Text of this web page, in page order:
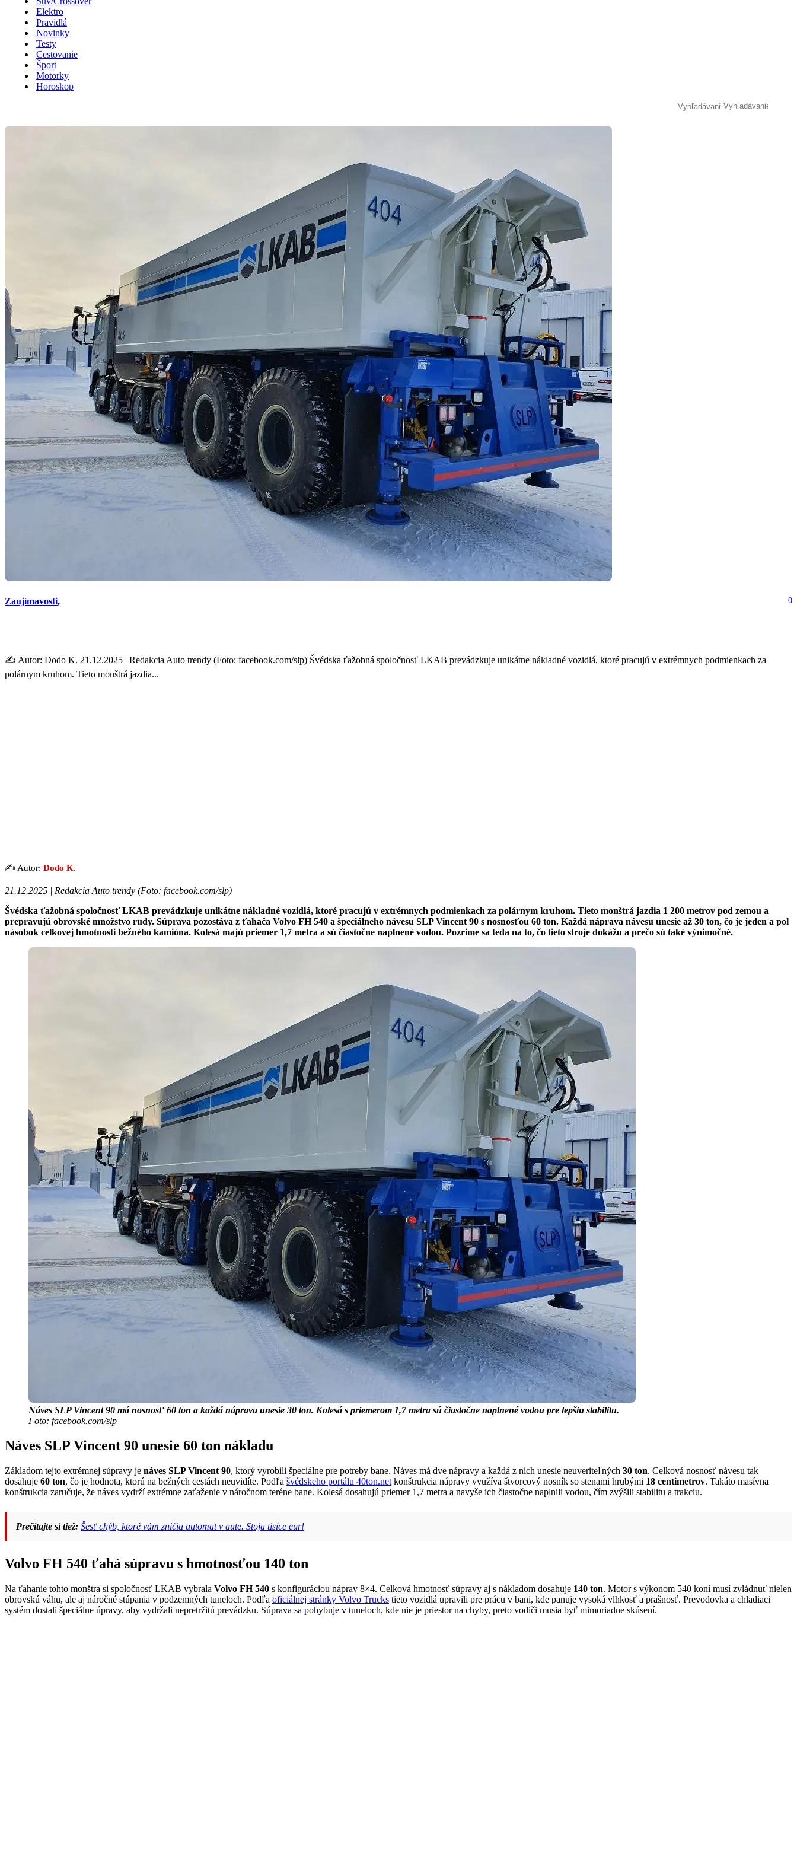
Elektro
Pravidlá
Novinky
Testy
Cestovanie
Šport
Motorky
Horoskop
Zaujímavosti, 0
✍️ Autor: Dodo K. 21.12.2025 | Redakcia Auto trendy (Foto: facebook.com/slp) Švédska ťažobná spoločnosť LKAB prevádzkuje unikátne nákladné vozidlá, ktoré pracujú v extrémnych podmienkach za
polárnym kruhom. Tieto monštrá jazdia...
✍️ Autor: Dodo K.
21.12.2025 | Redakcia Auto trendy (Foto: facebook.com/slp)
Švédska ťažobná spoločnosť LKAB prevádzkuje unikátne nákladné vozidlá, ktoré pracujú v extrémnych podmienkach za polárnym kruhom. Tieto monštrá jazdia 1 200 metrov pod zemou a
prepravujú obrovské množstvo rudy. Súprava pozostáva z ťahača Volvo FH 540 a špeciálneho návesu SLP Vincent 90 s nosnosťou 60 ton. Každá náprava návesu unesie až 30 ton, čo je jeden a pol
násobok celkovej hmotnosti bežného kamióna. Kolesá majú priemer 1,7 metra a sú čiastočne naplnené vodou. Pozrime sa teda na to, čo tieto stroje dokážu a prečo sú také výnimočné.
Náves SLP Vincent 90 má nosnosť 60 ton a každá náprava unesie 30 ton. Kolesá s priemerom 1,7 metra sú čiastočne naplnené vodou pre lepšiu stabilitu.
Foto: facebook.com/slp
Náves SLP Vincent 90 unesie 60 ton nákladu
Základom tejto extrémnej súpravy je náves SLP Vincent 90, ktorý vyrobili špeciálne pre potreby bane. Náves má dve nápravy a každá z nich unesie neuveriteľných 30 ton. Celková nosnosť návesu tak
dosahuje 60 ton, čo je hodnota, ktorú na bežných cestách neuvidíte. Podľa švédskeho portálu 40ton.net konštrukcia nápravy využíva štvorcový nosník so stenami hrubými 18 centimetrov. Takáto masívna
konštrukcia zaručuje, že náves vydrží extrémne zaťaženie v náročnom teréne bane. Kolesá dosahujú priemer 1,7 metra a navyše ich čiastočne naplnili vodou, čím zvýšili stabilitu a trakciu.
Prečítajte si tiež: Šesť chýb, ktoré vám zničia automat v aute. Stoja tisíce eur!
Volvo FH 540 ťahá súpravu s hmotnosťou 140 ton
Na ťahanie tohto monštra si spoločnosť LKAB vybrala Volvo FH 540 s konfiguráciou náprav 8×4. Celková hmotnosť súpravy aj s nákladom dosahuje 140 ton. Motor s výkonom 540 koní musí zvládnuť nielen
obrovskú váhu, ale aj náročné stúpania v podzemných tuneloch. Podľa oficiálnej stránky Volvo Trucks tieto vozidlá upravili pre prácu v bani, kde panuje vysoká vlhkosť a prašnosť. Prevodovka a chladiaci
systém dostali špeciálne úpravy, aby vydržali nepretržitú prevádzku. Súprava sa pohybuje v tuneloch, kde nie je priestor na chyby, preto vodiči musia byť mimoriadne skúsení.